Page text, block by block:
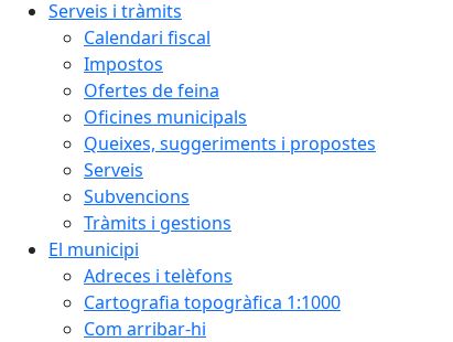
Serveis i tràmits
Calendari fiscal
Impostos
Ofertes de feina
Oficines municipals
Queixes, suggeriments i propostes
Serveis
Subvencions
Tràmits i gestions
El municipi
Adreces i telèfons
Cartografia topogràfica 1:1000
Com arribar-hi